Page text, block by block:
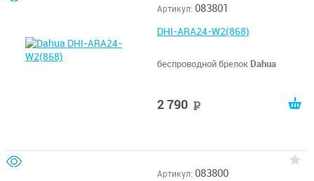
Артикул: 083801
DHI-ARA24-W2(868)
беспроводной брелок Dahua
2 790
Артикул: 083800